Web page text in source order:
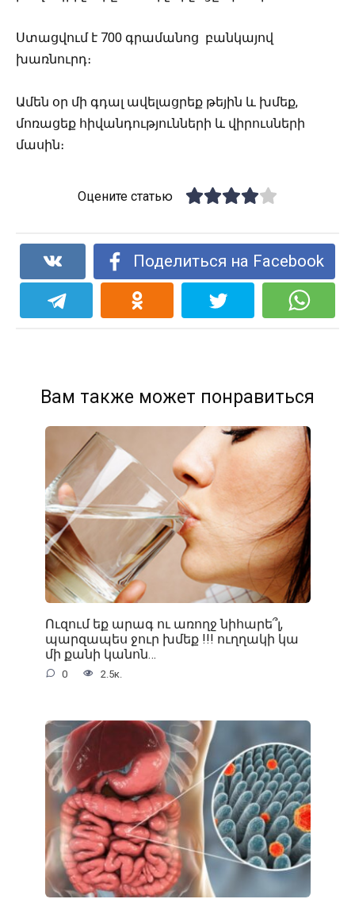
Ստացվում է 700 գրամանոց բանկայով
խառնուրդ։
Ամեն օր մի գդալ ավելացրեք թեյին և խմեք,
մոռացեք հիվանդությունների և վիրուսների
մասին։
Оцените статью
Поделиться на Facebook
Вам также может понравиться
Ուզում եք արագ ու առողջ նիհարե՞լ,
պարզապես ջուր խմեք !!! ուղղակի կա
մի քանի կանոն…
0 2.5к.